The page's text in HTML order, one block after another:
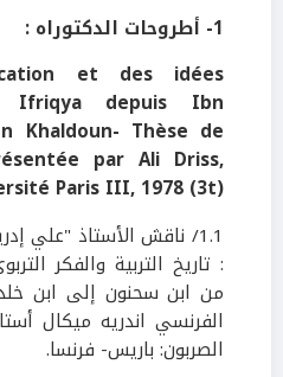
1- أطروحات الدكتوراه :
et des idées
Ifriqya depuis Ibn
Khaldoun- Thèse de
par Ali Driss,
Paris III, 1978 (3t).
1.1/ ناقش الأستاذ "علي
: تاريخ التربية والفكر
من ابن سحنون إلى ابن
الفرنسي اندريه ميكال
الصربون: باريس- فرنسا.